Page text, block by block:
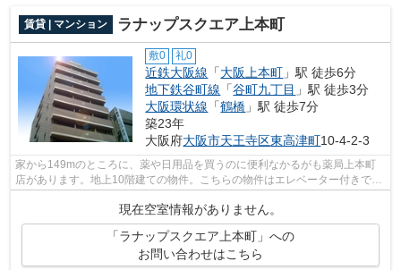
賃貸 | マンション ラナップスクエア上本町
敷0 礼0
近鉄大阪線 「大阪上本町 」駅 徒歩6分
地下鉄谷町線 「谷町九丁目 」駅 徒歩3分
大阪環状線 「鶴橋 」駅 徒歩7分
築23年
大阪府大阪市天王寺区東高津町10-4-2-3
家から149mのところに、薬や日用品を買うのに便利なかるがも薬局上本町
店があります。地上10階建ての物件。こちらの物件はエレベーター付きで
現在空室情報がありません。
「ラナップスクエア上本町」への
お問い合わせはこちら